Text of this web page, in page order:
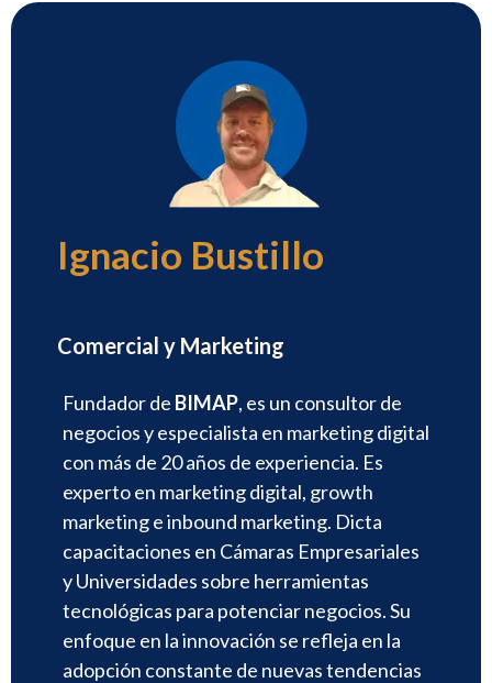
Ignacio Bustillo
Comercial y Marketing
Fundador de BIMAP, es un consultor de
negocios y especialista en marketing digital
con más de 20 años de experiencia. Es
experto en marketing digital, growth
marketing e inbound marketing. Dicta
capacitaciones en Cámaras Empresariales
y Universidades sobre herramientas
tecnológicas para potenciar negocios. Su
enfoque en la innovación se refleja en la
adopción constante de nuevas tendencias